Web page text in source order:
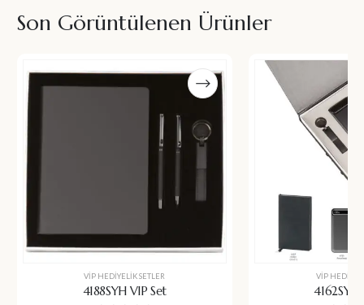
Son Görüntülenen Ürünler
VIP HEDIYELIK SETLER
4188SYH VIP Set
VIP
4162SYH